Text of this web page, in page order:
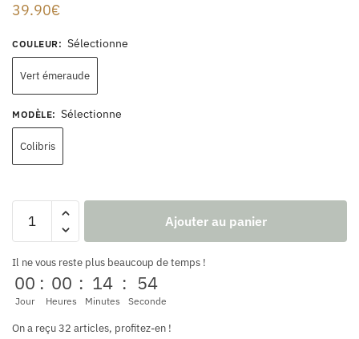
39.90€
COULEUR: Sélectionne
Vert émeraude
MODÈLE: Sélectionne
Colibris
Ajouter au panier
Il ne vous reste plus beaucoup de temps !
00
Jour
: 00
Heures
: 14
Minutes
: 53
Seconde
On a reçu 32 articles, profitez-en !